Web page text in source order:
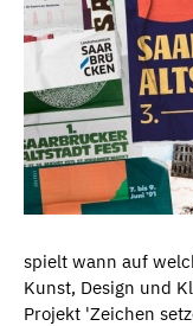
spielt wann auf
Kunst, Design und
Projekt 'Zeichen